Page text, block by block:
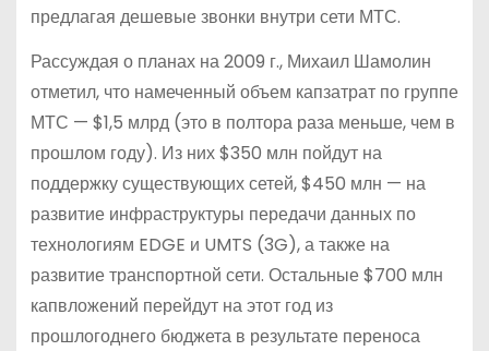
предлагая дешевые звонки внутри сети МТС.
Рассуждая о планах на 2009 г., Михаил Шамолин
отметил, что намеченный объем капзатрат по группе
МТС — $1,5 млрд (это в полтора раза меньше, чем в
прошлом году). Из них $350 млн пойдут на
поддержку существующих сетей, $450 млн — на
развитие инфраструктуры передачи данных по
технологиям EDGE и UMTS (3G), а также на
развитие транспортной сети. Остальные $700 млн
капвложений перейдут на этот год из
прошлогоднего бюджета в результате переноса